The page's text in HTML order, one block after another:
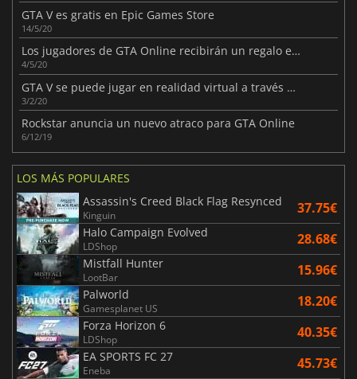
GTA V es gratis en Epic Games Store
14/5/20
Los jugadores de GTA Online recibirán un regalo especial este mes
4/5/20
GTA V se puede jugar en realidad virtual a través de un mod
3/2/20
Rockstar anuncia un nuevo atraco para GTA Online
6/12/19
LOS MÁS POPULARES
Assassin's Creed Black Flag Resynced
Kinguin 37.75€
Halo Campaign Evolved
LDShop 28.68€
Mistfall Hunter
LootBar 15.96€
Palworld
Gamesplanet US 18.20€
Forza Horizon 6
LDShop 40.35€
EA SPORTS FC 27
Eneba 45.73€